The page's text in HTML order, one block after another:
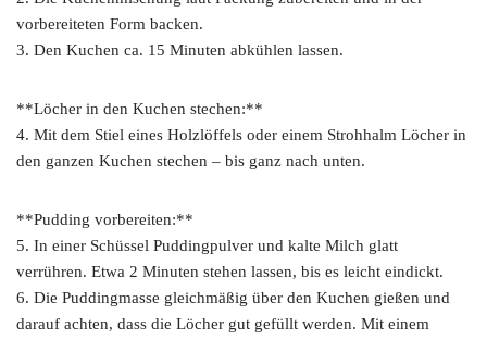
vorbereiteten Form backen.
3. Den Kuchen ca. 15 Minuten abkühlen lassen.
**Löcher in den Kuchen stechen:**
4. Mit dem Stiel eines Holzlöffels oder einem Strohhalm Löcher in
den ganzen Kuchen stechen – bis ganz nach unten.
**Pudding vorbereiten:**
5. In einer Schüssel Puddingpulver und kalte Milch glatt
verrühren. Etwa 2 Minuten stehen lassen, bis es leicht eindickt.
6. Die Puddingmasse gleichmäßig über den Kuchen gießen und
darauf achten, dass die Löcher gut gefüllt werden. Mit einem